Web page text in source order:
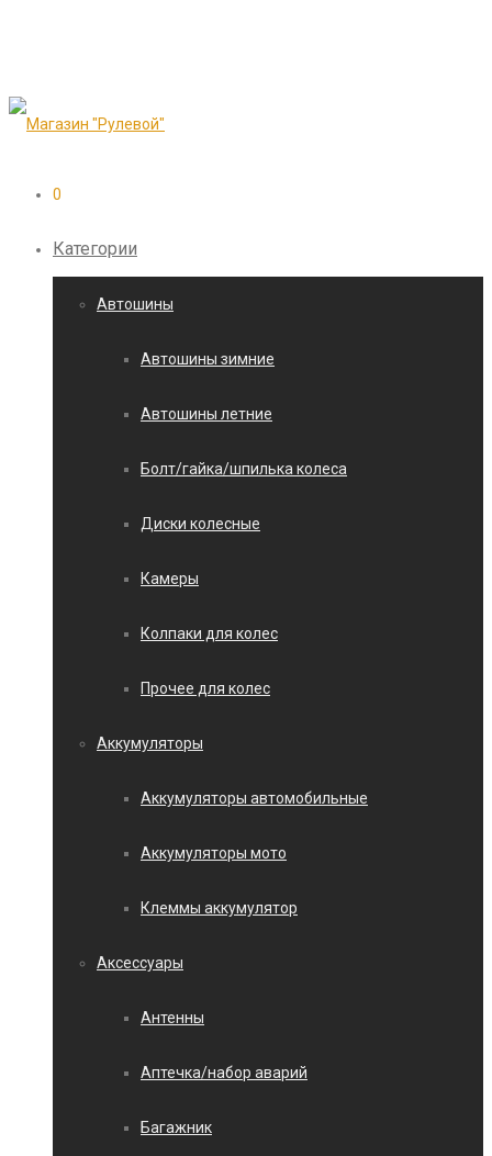
0
Категории
Автошины
Автошины зимние
Автошины летние
Болт/гайка/шпилька колеса
Диски колесные
Камеры
Колпаки для колес
Прочее для колес
Аккумуляторы
Аккумуляторы автомобильные
Аккумуляторы мото
Клеммы аккумулятор
Аксессуары
Антенны
Аптечка/набор аварий
Багажник